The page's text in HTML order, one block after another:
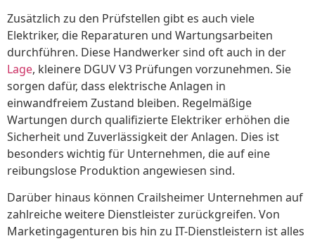
Zusätzlich zu den Prüfstellen gibt es auch viele
Elektriker, die Reparaturen und Wartungsarbeiten
durchführen. Diese Handwerker sind oft auch in der
Lage, kleinere DGUV V3 Prüfungen vorzunehmen. Sie
sorgen dafür, dass elektrische Anlagen in
einwandfreiem Zustand bleiben. Regelmäßige
Wartungen durch qualifizierte Elektriker erhöhen die
Sicherheit und Zuverlässigkeit der Anlagen. Dies ist
besonders wichtig für Unternehmen, die auf eine
reibungslose Produktion angewiesen sind.
Darüber hinaus können Crailsheimer Unternehmen auf
zahlreiche weitere Dienstleister zurückgreifen. Von
Marketingagenturen bis hin zu IT-Dienstleistern ist alles